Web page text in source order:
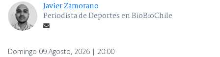
Javier Zamorano
Periodista de Deportes en BioBioChile
Domingo 09 Agosto, 2026 | 20:00